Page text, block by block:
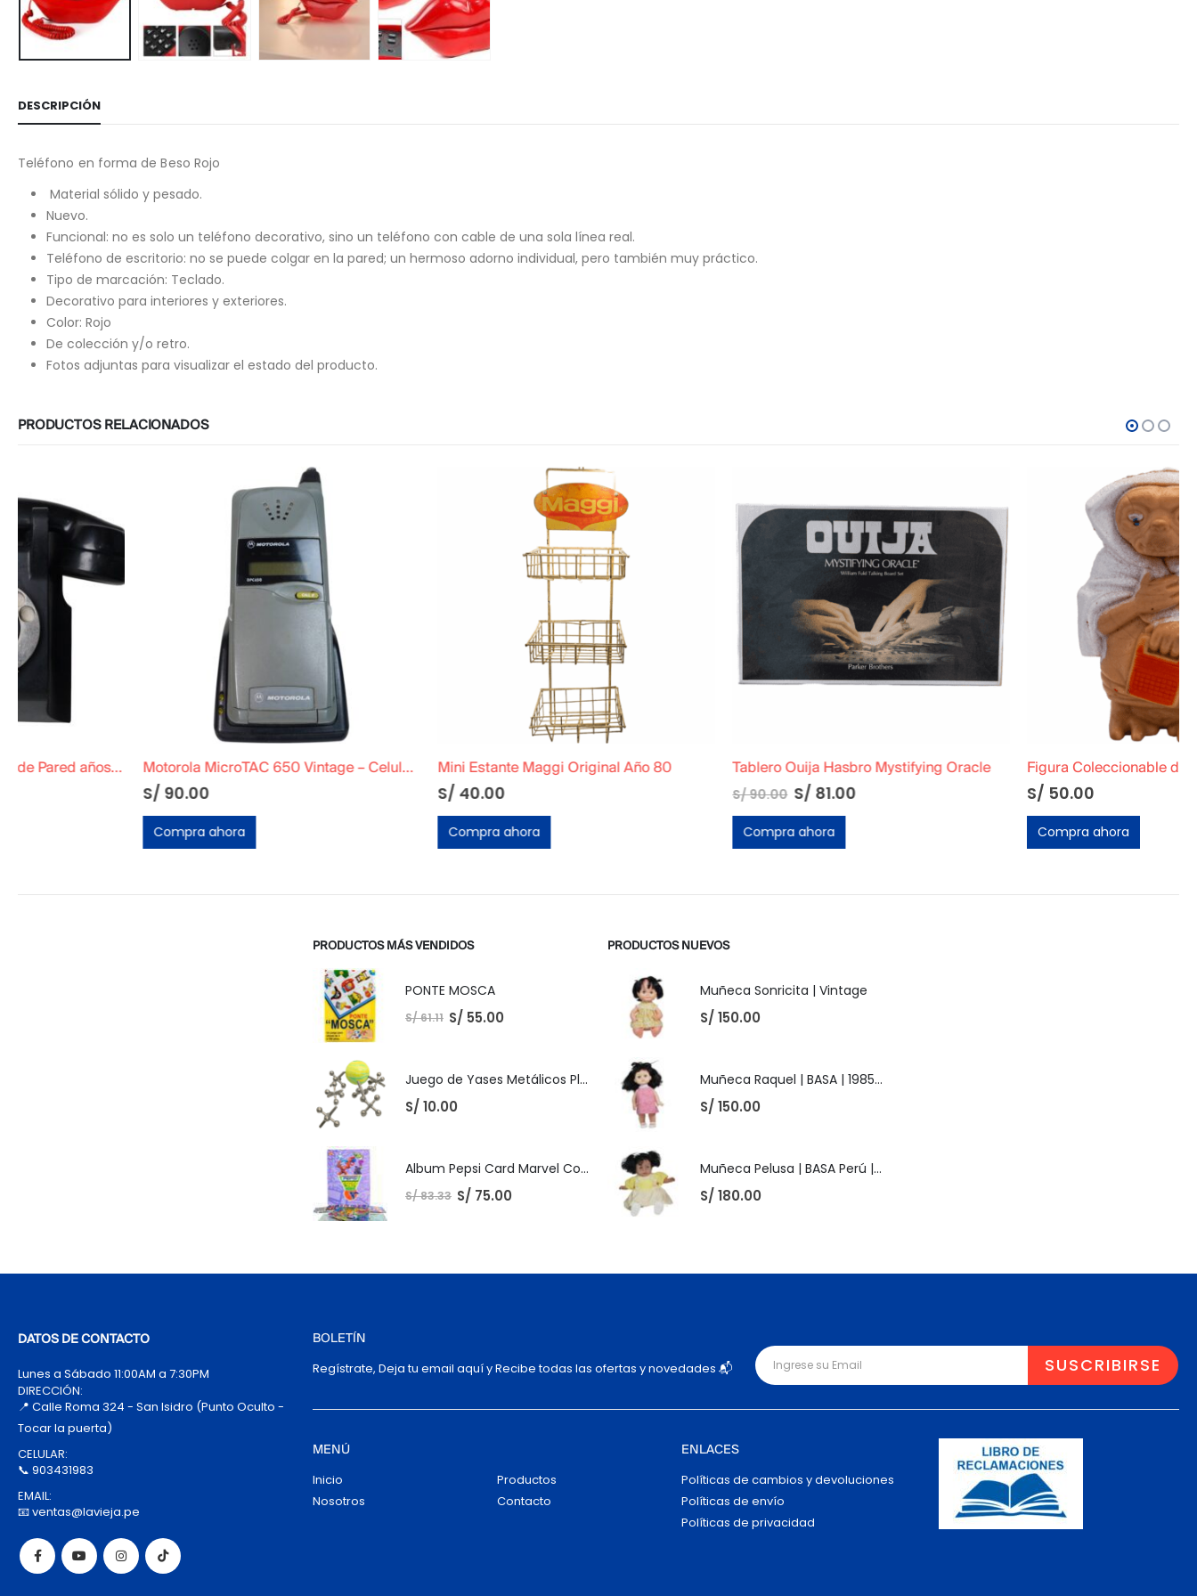
DESCRIPCIÓN
Teléfono en forma de Beso Rojo
Material sólido y pesado.
Nuevo.
Funcional: no es solo un teléfono decorativo, sino un teléfono con cable de una sola línea real.
Teléfono de escritorio: no se puede colgar en la pared; un hermoso adorno individual, pero también muy práctico.
Tipo de marcación: Teclado.
Decorativo para interiores y exteriores.
Color: Rojo
De colección y/o retro.
Fotos adjuntas para visualizar el estado del producto.
PRODUCTOS RELACIONADOS
Motorola MicroTAC 650 Vintage – Celular Flip Phone con Base de Carga Decorativo Mini Estante Maggi Original Año 80 Tablero Ouija Hasbro Mystifying Oracle Figura Coleccionable de E.T el extraterrestre »Cubierto con Manta»
PRODUCTOS MÁS VENDIDOS
PONTE MOSCA
S/61.11 S/ 55.00
Juego de Yases Metálicos Plomos 6 Unidades + Pelota de Goma (En Bolsita Lista para Regalar)
S/ 10.00
Album Pepsi Card Marvel Completo
S/83.33 S/ 75.00
PRODUCTOS NUEVOS
Muñeca Sonricita | Vintage
S/ 150.00
Muñeca Raquel | BASA | 1985 | Vintage
S/ 150.00
Muñeca Pelusa | BASA Perú | Años 80 | Original
S/ 180.00
DATOS DE CONTACTO
Lunes a Sábado 11:00AM a 7:30PM
DIRECCIÓN:
📍 Calle Roma 324 - San Isidro (Punto Oculto -
Tocar la puerta)
CELULAR:
📞 903431983
EMAIL:
📧 ventas@lavieja.pe
BOLETÍN
Regístrate, Deja tu email aquí y Recibe todas las ofertas y novedades 📬
MENÚ
Inicio
Nosotros
Productos
Contacto
ENLACES
Políticas de cambios y devoluciones
Políticas de envío
Políticas de privacidad